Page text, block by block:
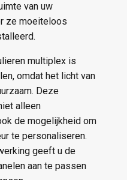
van uw
ze moeiteloos
multiplex is
omdat het licht van
Deze
alleen
de mogelijkheid om
te personaliseren.
geeft u de
aan te passen